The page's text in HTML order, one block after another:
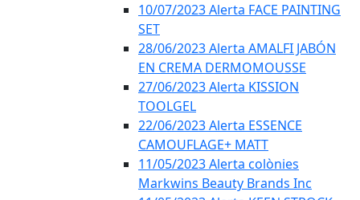
10/07/2023 Alerta FACE PAINTING
SET
28/06/2023 Alerta AMALFI JABÓN
EN CREMA DERMOMOUSSE
27/06/2023 Alerta KISSION
TOOLGEL
22/06/2023 Alerta ESSENCE
CAMOUFLAGE+ MATT
11/05/2023 Alerta colònies
Markwins Beauty Brands Inc